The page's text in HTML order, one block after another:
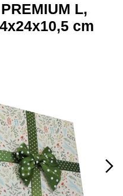
L,
cm